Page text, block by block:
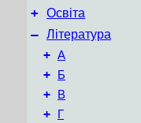
+ Освіта
– Література
+ А
+ Б
+ В
+ Г